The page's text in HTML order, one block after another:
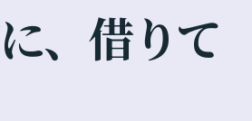
、 借りて